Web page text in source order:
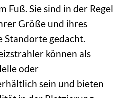
Fuß. Sie sind in der Regel
Größe und ihres
Standorte gedacht.
können als
oder
sein und bieten